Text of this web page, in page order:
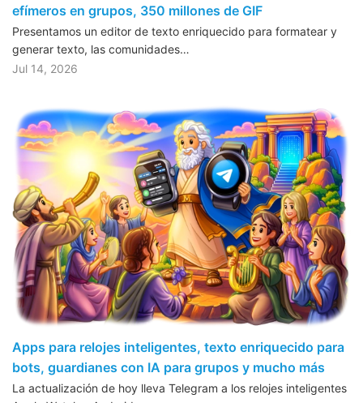
efímeros en grupos, 350 millones de GIF
Presentamos un editor de texto enriquecido para formatear y
generar texto, las comunidades…
Jul 14, 2026
Apps para relojes inteligentes, texto enriquecido para
bots, guardianes con IA para grupos y mucho más
La actualización de hoy lleva Telegram a los relojes inteligentes